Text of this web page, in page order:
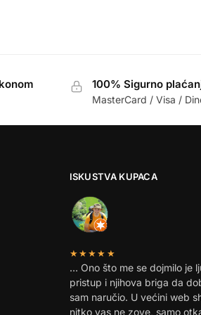
100% Sigurno
MasterCard / Visa /
ISKUSTVA KUPACA
★★★★★
… Ono što me se dojmilo je
pristup i njihova briga da
sam naručio. U većini web
nitko vas ne zove, samo